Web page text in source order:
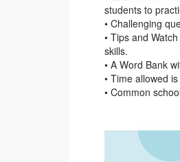
students to
• Challenging
• Tips and
skills.
• A Word Bank
• Time allowed
• Common